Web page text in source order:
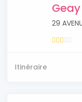
29
Itinéraire